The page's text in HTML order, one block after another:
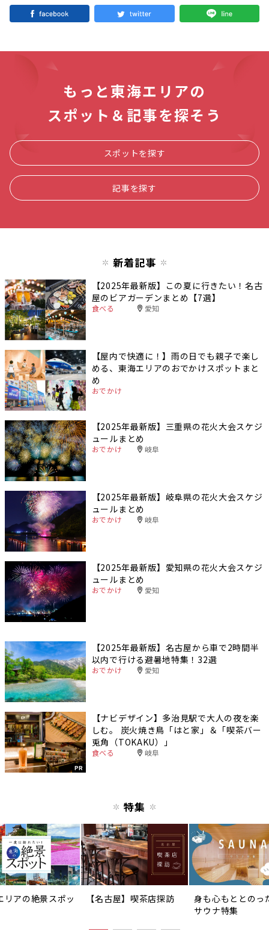
もっと東海エリアの
スポット＆記事を探そう
スポットを探す
記事を探す
新着記事
【2025年最新版】この夏に行きたい！名古
屋のビアガーデンまとめ【7選】
食べる 愛知
【屋内で快適に！】雨の日でも親子で楽し
める、東海エリアのおでかけスポットまと
め
おでかけ
【2025年最新版】三重県の花火大会スケジ
ュールまとめ
おでかけ 岐阜
【2025年最新版】岐阜県の花火大会スケジ
ュールまとめ
おでかけ 岐阜
【2025年最新版】愛知県の花火大会スケジ
ュールまとめ
おでかけ 愛知
【2025年最新版】名古屋から車で2時間半
以内で行ける避暑地特集！32選
おでかけ 愛知
PR
【ナビデザイン】多治見駅で大人の夜を楽
しむ。 炭火焼き鳥「はと家」＆「喫茶バー
兎角（TOKAKU）」
食べる 岐阜
特集
リアの絶景スポッ 【名古屋】喫茶店探訪
身も心もととのっ
サウナ特集